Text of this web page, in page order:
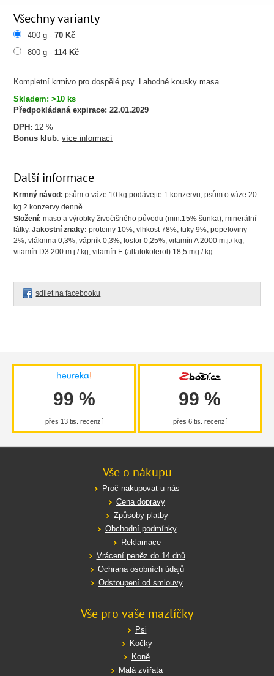
Kompletní krmivo pro dospělé psy. Lahodné kousky masa.
Skladem: >10 ks
Předpokládaná expirace: 22.01.2029
DPH: 12 %
Bonus klub:více informací
Všechny varianty
400 g -70 Kč
800 g -114 Kč
Další informace
Krmný návod:psům o váze 10 kg podávejte 1 konzervu, psům o váze 20
kg 2 konzervy denně.
Složení: maso a výrobky živočišného původu (min.15% šunka), minerální
látky. Jakostní znaky: proteiny 10%, vlhkost 78%, tuky 9%, popeloviny
2%, vláknina 0,3%, vápník 0,3%, fosfor 0,25%, vitamín A 2000 m.j./ kg,
vitamín D3 200 m.j./ kg, vitamín E (alfatokoferol) 18,5 mg / kg.
sdílet na facebooku
99 %
přes 13 tis. recenzí
99 %
přes 6 tis. recenzí
Vše o nákupu
Proč nakupovat u nás
Cena dopravy
Způsoby platby
Obchodní podmínky
Reklamace
Vrácení peněz do 14 dnů
Ochrana osobních údajů
Odstoupení od smlouvy
Vše pro vaše mazlíčky
Psi
Kočky
Koně
Malá zvířata